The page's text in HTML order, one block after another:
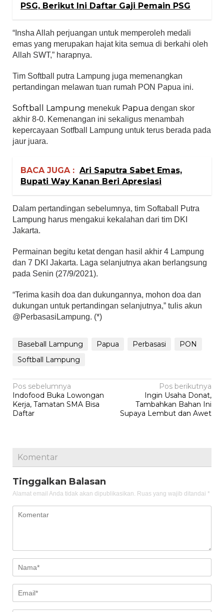
PSG, Berikut Ini Daftar Gaji Pemain PSG
“Insha Allah perjuangan untuk memperoleh medali
emas yang merupakan hajat kita semua di berkahi oleh
Allah SWT,” harapnya.
Tim Softball putra Lampung juga memenangkan
pertandingan melawan tuan rumah PON Papua ini.
Softball Lampung menekuk Papua dengan skor
akhir 8-0. Kemenangan ini sekaligus menambah
kepercayaan Sotfball Lampung untuk terus berada pada
jaur juara.
BACA JUGA : Ari Saputra Sabet Emas,
Bupati Way Kanan Beri Apresiasi
Dalam pertandingan sebelumnya, tim Softaball Putra
Lampung harus mengakui kekalahan dari tim DKI
Jakarta.
Permainan begitu ketat dengan hasil akhir 4 Lampung
dan 7 DKI Jakarta. Laga selanjutnya akan berlangsung
pada Senin (27/9/2021).
“Terima kasih doa dan dukungannya, mohon doa dan
dukungan untuk pertandingan selanjutnya,” tulis akun
@PerbasasiLampung. (*)
Baseball Lampung Papua Perbasasi
PON
Softball Lampung
Navigasi
pos
Pos sebelumnya
Indofood Buka Lowongan
Kerja, Tamatan SMA Bisa
Daftar
Pos berikutnya
Ingin Usaha Donat,
Tambahkan Bahan Ini
Supaya Lembut dan Awet
Komentar
Tinggalkan Balasan
Alamat email Anda tidak akan dipublikasikan. Ruas yang wajib ditandai *